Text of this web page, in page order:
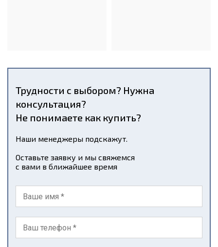
Трудности с выбором? Нужна
консультация?
Не понимаете как купить?
Наши менеджеры подскажут.
Оставьте заявку и мы свяжемся
с вами в ближайшее время